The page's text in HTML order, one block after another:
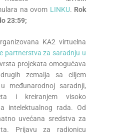
na ovom LINKU. Rok
23:59;
KA2 virtuelna
partnerstva za saradnju u
projekata omogućava
zemalja sa ciljem
međunarodnoj saradnji,
i kreiranjem visoko
intelektualnog rada. Od
uvećana sredstva za
Prijavu za radionicu